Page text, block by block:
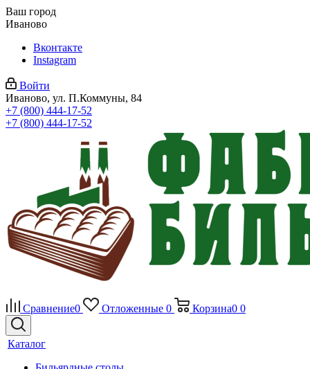
Ваш город
Иваново
Вконтакте
Instagram
Войти
Иваново, ул. П.Коммуны, 84
+7 (800) 444-17-52
+7 (800) 444-17-52
Сравнение0 Отложенные 0 Корзина0 0
Каталог